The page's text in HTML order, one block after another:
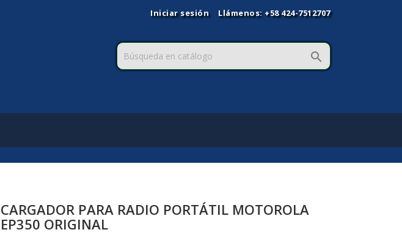
Iniciar sesión Llámenos: +58 424-7512707

CARGADOR PARA RADIO PORTÁTIL MOTOROLA
EP350 ORIGINAL